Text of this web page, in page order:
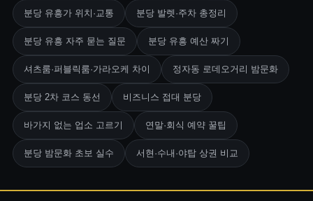
분당 유흥가 위치·교통 분당 발렛·주차 총정리
분당 유흥 자주 묻는 질문 분당 유흥 예산 짜기
셔츠룸·퍼블릭룸·가라오케 차이 정자동 로데오거리 밤문화
분당 2차 코스 동선 비즈니스 접대 분당
바가지 없는 업소 고르기 연말·회식 예약 꿀팁
분당 밤문화 초보 실수 서현·수내·야탑 상권 비교